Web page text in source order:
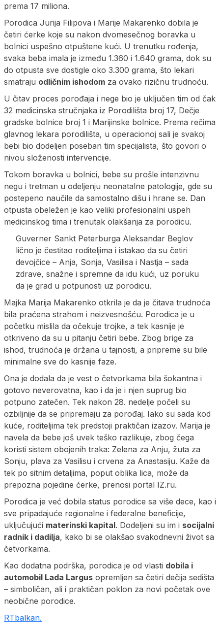
prema 17 miliona.
Porodica Jurija Filipova i Marije Makarenko dobila je
četiri ćerke koje su nakon dvomesečnog boravka u
bolnici uspešno otpuštene kući. U trenutku rođenja,
svaka beba imala je između 1.360 i 1.640 grama, dok su
do otpusta sve dostigle oko 3.300 grama, što lekari
smatraju odličnim ishodom za ovako rizičnu trudnoću.
U čitav proces porođaja i nege bio je uključen tim od čak
32 medicinska stručnjaka iz Porodilišta broj 17, Dečje
gradske bolnice broj 1 i Marijinske bolnice. Prema rečima
glavnog lekara porodilišta, u operacionoj sali je svakoj
bebi bio dodeljen poseban tim specijalista, što govori o
nivou složenosti intervencije.
Tokom boravka u bolnici, bebe su prošle intenzivnu
negu i tretman u odeljenju neonatalne patologije, gde su
postepeno naučile da samostalno dišu i hrane se. Dan
otpusta obeležen je kao veliki profesionalni uspeh
medicinskog tima i trenutak olakšanja za porodicu.
Guverner Sankt Peterburga Aleksandar Beglov
lično je čestitao roditeljima i istakao da su četiri
devojčice – Anja, Sonja, Vasilisa i Nastja – sada
zdrave, snažne i spremne da idu kući, uz poruku
da je grad u potpunosti uz porodicu.
Majka Marija Makarenko otkrila je da je čitava trudnoća
bila praćena strahom i neizvesnošću. Porodica je u
početku mislila da očekuje trojke, a tek kasnije je
otkriveno da su u pitanju četiri bebe. Zbog brige za
ishod, trudnoća je držana u tajnosti, a pripreme su bile
minimalne sve do kasnije faze.
Ona je dodala da je vest o četvorkama bila šokantna i
gotovo neverovatna, kao i da je i njen suprug bio
potpuno zatečen. Tek nakon 28. nedelje počeli su
ozbiljnije da se pripremaju za porođaj. Iako su sada kod
kuće, roditeljima tek predstoji praktičan izazov. Marija je
navela da bebe još uvek teško razlikuje, zbog čega
koristi sistem obojenih traka: Zelena za Anju, žuta za
Sonju, plava za Vasilisu i crvena za Anastasiju. Kaže da
tek po sitnim detaljima, poput oblika lica, može da
prepozna pojedine ćerke, prenosi portal IZ.ru.
Porodica je već dobila status porodice sa više dece, kao i
sve pripadajuće regionalne i federalne beneficije,
uključujući materinski kapital. Dodeljeni su im i socijalni
radnik i dadilja, kako bi se olakšao svakodnevni život sa
četvorkama.
Kao dodatna podrška, porodica je od vlasti dobila i
automobil Lada Largus opremljen sa četiri dečija sedišta
– simboličan, ali i praktičan poklon za novi početak ove
neobične porodice.
RTbalkan.